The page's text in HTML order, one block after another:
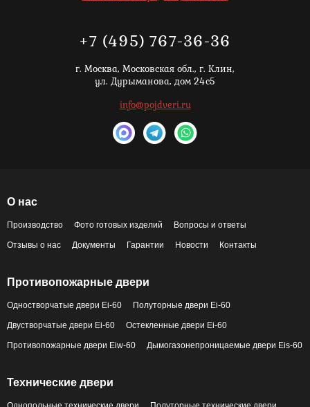
+7 (495) 767-36-36
г. Москва, Московская обл., г. Клин,
ул. Дурыманова, дом 24с5
info@pojdveri.ru
О нас
Производство Фото готовых изделий Вопросы и ответы
Отзывы о нас Документы Гарантии Новости Контакты
Противопожарные двери
Одностворчатые двери Ei-60 Полуторные двери Ei-60
Двустворчатые двери Ei-60 Остекленные двери Ei-60
Противопожарные двери Eiw-60 Дымогазонепроницаемые двери Eis-60
Технические двери